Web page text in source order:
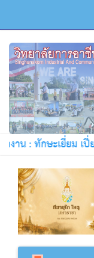
ะเยี่ยม เปี่ยมคุณธร